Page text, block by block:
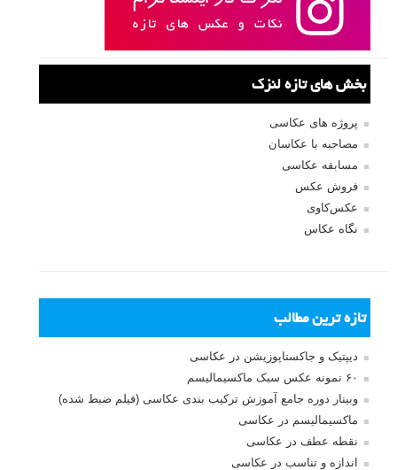
بخش های تازه لنزک
پروژه های عکاسی
مصاحبه با عکاسان
مسابقه عکاسی
فروش عکس
عکس‌کاوی
نگاه عکاس
تازه ترین مطالب
دیپتیک و جاکستا‌پوزیشن در عکاسی
۶۰ نمونه عکس سبک ماکسیمالیسم
وبینار دوره جامع آموزش ترکیب بندی عکاسی (فیلم ضبط شده)
ماکسیمالیسم در عکاسی
نقطه عطف در عکاسی
اندازه و تناسب در عکاسی